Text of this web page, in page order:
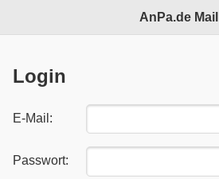
AnPa.de Mail
Login
E-Mail:
Passwort: